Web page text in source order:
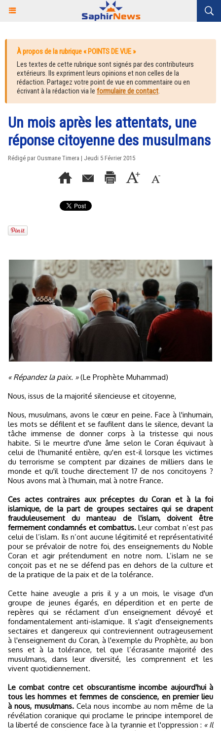
À propos de la rubrique « POINTS DE VUE »
Les textes de cette rubrique sont signés par des contributeurs
extérieurs. Ils expriment leurs opinions et non celles de la
rédaction. Partagez votre point de vue en commentaire ou en
écrivant à la rédaction via le formulaire de contact.
Un mois après les attentats, une
réponse citoyenne des musulmans
Rédigé par Ousmane Timera | Jeudi 5 Février 2015
« Répandez la paix. »(Le Prophète Muhammad)
Nous, issus de la majorité silencieuse et citoyenne,
Nous, musulmans, avons le cœur en peine. Face à l'inhumain,
les mots se défilent et se faufilent dans le silence, devant la
tâche immense de donner corps à la tristesse qui nous
habite. Si le meurtre d'une âme selon le Coran équivaut à
celui de l'humanité entière, qu'en est-il lorsque les victimes
du terrorisme se comptent par dizaines de milliers dans le
monde et qu'il touche directement 17 de nos concitoyens ?
Nous avons mal à l'humain, mal à notre France.
Ces actes contraires aux préceptes du Coran et à la foi
islamique, de la part de groupes sectaires qui se drapent
frauduleusement du manteau de l'islam, doivent être
fermement condamnés et combattus.Leur combat n’est pas
celui de l’islam. Ils n’ont aucune légitimité et représentativité
pour se prévaloir de notre foi, des enseignements du Noble
Coran et agir prétendument en notre nom. L’islam ne se
conçoit pas et ne se défend pas en dehors de la culture et
de la pratique de la paix et de la tolérance.
Cette haine aveugle a pris il y a un mois, le visage d'un
groupe de jeunes égarés, en déperdition et en perte de
repères qui se réclament d’un enseignement dévoyé et
fondamentalement anti-islamique. Il s'agit d'enseignements
sectaires et dangereux qui contreviennent outrageusement
à l'enseignement du Coran, à l'exemple du Prophète, au bon
sens et à la tolérance, tel que l’écrasante majorité des
musulmans, dans leur diversité, les comprennent et les
vivent quotidiennement.
Le combat contre cet obscurantisme incombe aujourd'hui à
tous les hommes et femmes de conscience, en premier lieu
à nous, musulmans.Cela nous incombe au nom même de la
révélation coranique qui proclame le principe intemporel de
la liberté de conscience face à la tyrannie et l'oppression : « Il